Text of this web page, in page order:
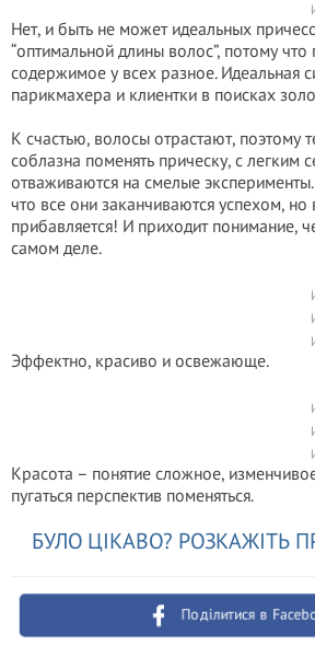
Нет, и быть не может идеальных
“оптимальной длины волос”, потому
содержимое у всех разное. Идеальная
парикмахера и клиентки в поисках
К счастью, волосы отрастают, поэтому
соблазна поменять прическу, с легким
отваживаются на смелые
что все они заканчиваются успехом, но
прибавляется! И приходит понимание,
самом деле.
Эффектно, красиво и освежающе.
Красота – понятие сложное,
пугаться перспектив поменяться.
БУЛО ЦІКАВО? РОЗКАЖІТЬ
Поділитися в